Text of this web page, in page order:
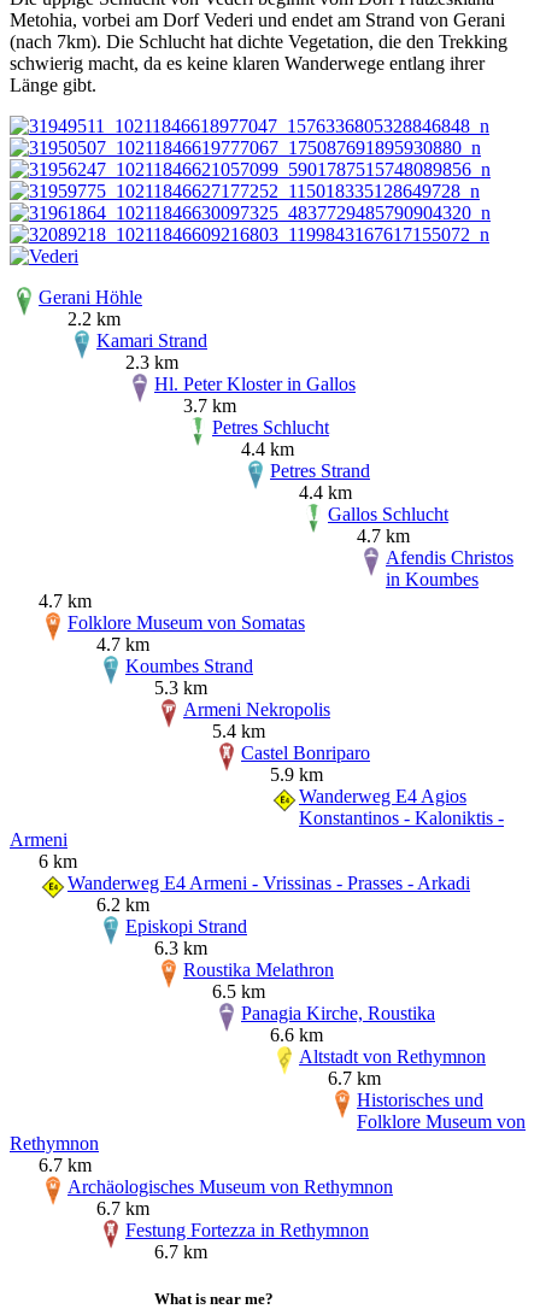
Metohia, vorbei am Dorf Vederi und endet am Strand von Gerani
(nach 7km). Die Schlucht hat dichte Vegetation, die den Trekking
schwierig macht, da es keine klaren Wanderwege entlang ihrer
Länge gibt.
Gerani Höhle
2.2 km
Kamari Strand
2.3 km
Hl. Peter Kloster in Gallos
3.7 km
Petres Schlucht
4.4 km
Petres Strand
4.4 km
Gallos Schlucht
4.7 km
Afendis Christos
in Koumbes
4.7 km
Folklore Museum von Somatas
4.7 km
Koumbes Strand
5.3 km
Armeni Nekropolis
5.4 km
Castel Bonriparo
5.9 km
Wanderweg E4 Agios
Konstantinos - Kaloniktis -
Armeni
6 km
Wanderweg E4 Armeni - Vrissinas - Prasses - Arkadi
6.2 km
Episkopi Strand
6.3 km
Roustika Melathron
6.5 km
Panagia Kirche, Roustika
6.6 km
Altstadt von Rethymnon
6.7 km
Historisches und
Folklore Museum von
Rethymnon
6.7 km
Archäologisches Museum von Rethymnon
6.7 km
Festung Fortezza in Rethymnon
6.7 km
What is near me?